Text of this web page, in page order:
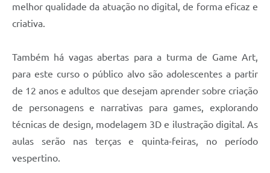
melhor qualidade da atuação no digital, de forma eficaz e
criativa.
Também há vagas abertas para a turma de Game Art,
para este curso o público alvo são adolescentes a partir
de 12 anos e adultos que desejam aprender sobre criação
de personagens e narrativas para games, explorando
técnicas de design, modelagem 3D e ilustração digital. As
aulas serão nas terças e quinta-feiras, no período
vespertino.